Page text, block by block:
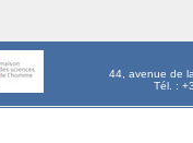
44, avenue de
Tél. :